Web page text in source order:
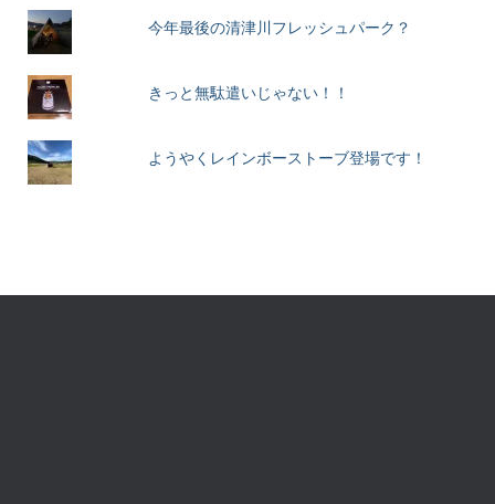
今年最後の清津川フレッシュパーク？
きっと無駄遣いじゃない！！
ようやくレインボーストーブ登場です！